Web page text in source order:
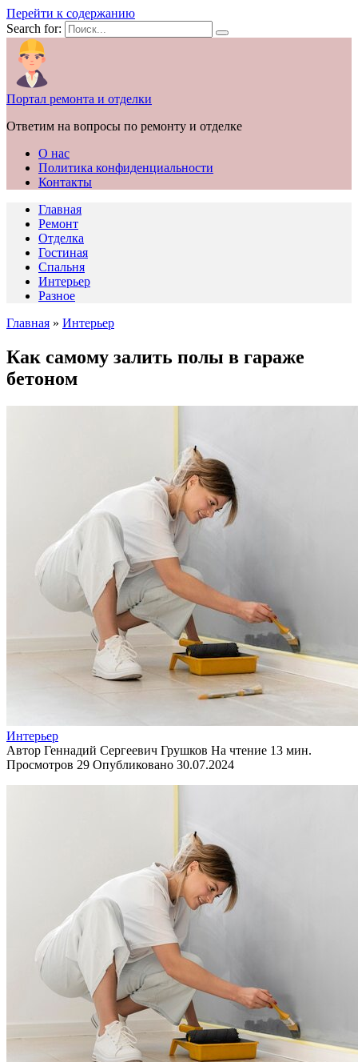
Перейти к содержанию
Search for:
Портал ремонта и отделки
Ответим на вопросы по ремонту и отделке
О нас
Политика конфиденциальности
Контакты
Главная
Ремонт
Отделка
Гостиная
Спальня
Интерьер
Разное
Главная » Интерьер
Как самому залить полы в гараже
бетоном
Интерьер
Автор Геннадий Сергеевич Грушков На чтение 13 мин.
Просмотров 29 Опубликовано 30.07.2024